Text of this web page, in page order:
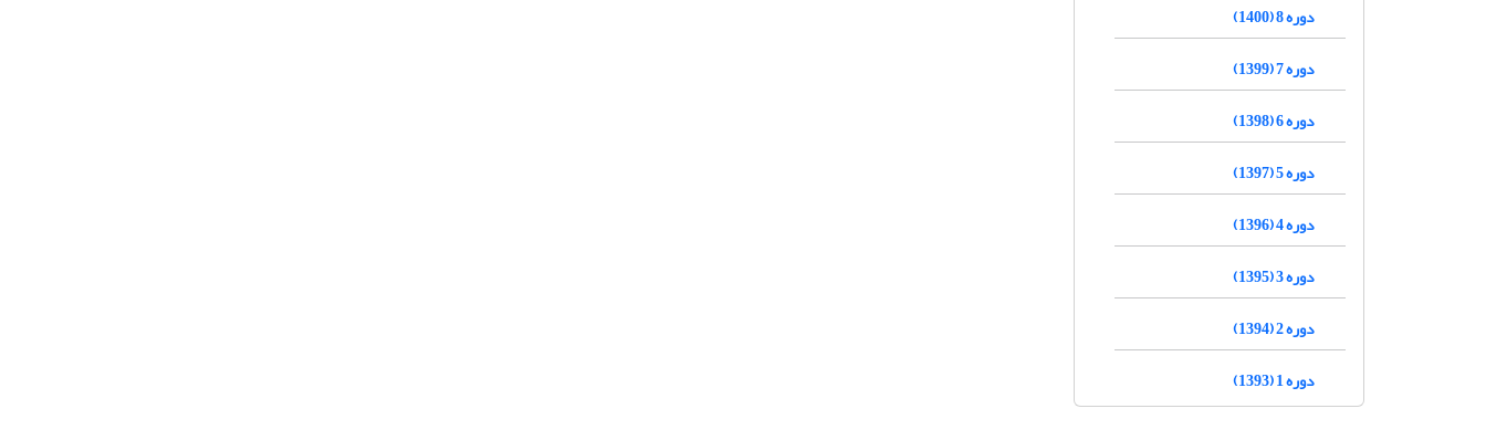
دوره 8 (1400)
دوره 7 (1399)
دوره 6 (1398)
دوره 5 (1397)
دوره 4 (1396)
دوره 3 (1395)
دوره 2 (1394)
دوره 1 (1393)